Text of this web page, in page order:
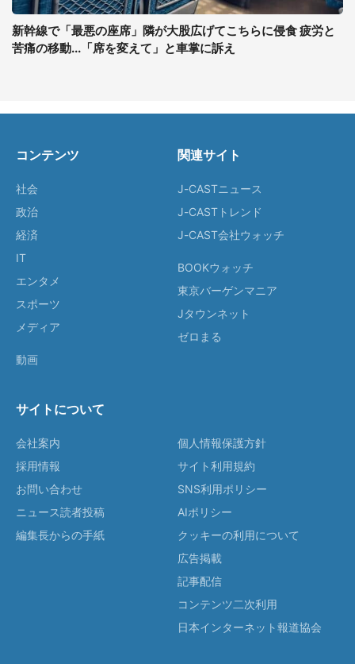
新幹線で「最悪の座席」隣が大股広げてこちらに侵食 疲労と
苦痛の移動...「席を変えて」と車掌に訴え
コンテンツ
社会
政治
経済
IT
エンタメ
スポーツ
メディア
動画
関連サイト
J-CASTニュース
J-CASTトレンド
J-CAST会社ウォッチ
BOOKウォッチ
東京バーゲンマニア
Jタウンネット
ゼロまる
サイトについて
会社案内
採用情報
お問い合わせ
ニュース読者投稿
編集長からの手紙
個人情報保護方針
サイト利用規約
SNS利用ポリシー
AIポリシー
クッキーの利用について
広告掲載
記事配信
コンテンツ二次利用
日本インターネット報道協会